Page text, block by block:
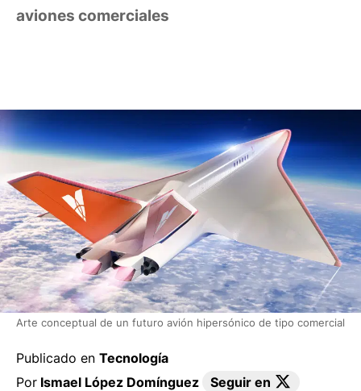
aviones comerciales
Arte conceptual de un futuro avión hipersónico de tipo comercial
Publicado en Tecnología
Por Ismael López Domínguez
Seguir en